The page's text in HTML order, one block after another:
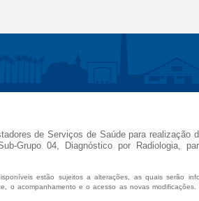
de Serviços de Saúde para realização
Grupo 04, Diagnóstico por Radiologia,
estão sujeitos a alterações, as quais serão
o acompanhamento e o acesso as novas